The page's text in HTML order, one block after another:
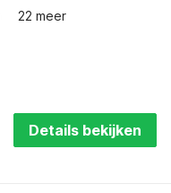
22 meer
Details bekijken